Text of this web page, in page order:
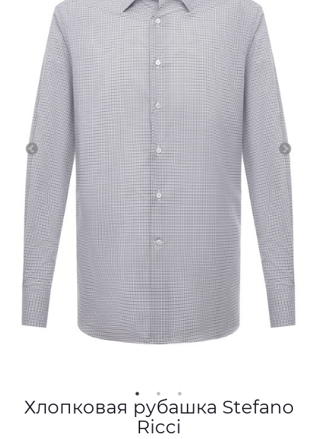
Хлопковая рубашка Stefano
Ricci